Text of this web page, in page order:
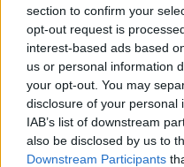
section to confirm your
opt-out request is
interest-based ads based
us or personal information
your opt-out. You may
disclosure of your personal
IAB’s list of downstream
also be disclosed by us to
Downstream Participants